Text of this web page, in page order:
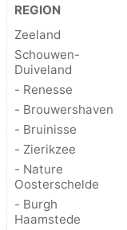
REGION
Zeeland
Schouwen-
Duiveland
- Renesse
- Brouwershaven
- Bruinisse
- Zierikzee
- Nature
Oosterschelde
- Burgh
Haamstede